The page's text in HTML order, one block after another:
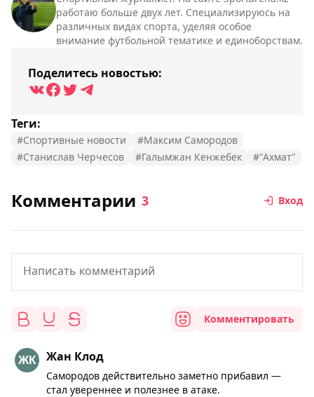
работаю больше двух лет. Специализируюсь на
различных видах спорта, уделяя особое
внимание футбольной тематике и единоборствам.
Поделитесь новостью:
Теги:
#Спортивные новости
#Максим Самородов
#Станислав Черчесов
#Галымжан Кенжебек #"Ахмат"
Комментарии 3 Вход
Комментировать
Жан Клод
Самородов действительно заметно прибавил —
стал увереннее и полезнее в атаке.